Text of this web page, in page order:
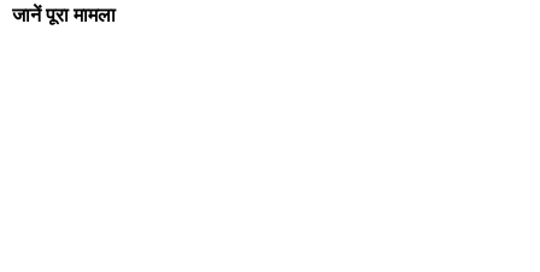
जानें पूरा मामला